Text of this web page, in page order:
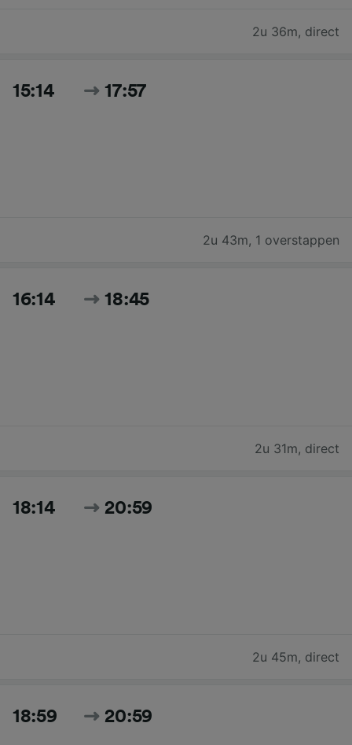
2u 36m, direct
15:14 17:57
2u 43m, 1 overstappen
16:14 18:45
2u 31m, direct
18:14 20:59
2u 45m, direct
18:59 20:59